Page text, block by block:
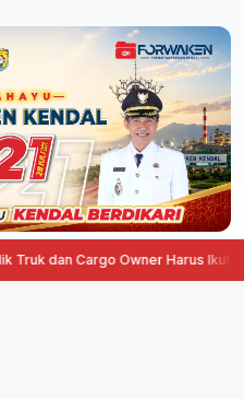
dan Cargo Owner Harus Ikut